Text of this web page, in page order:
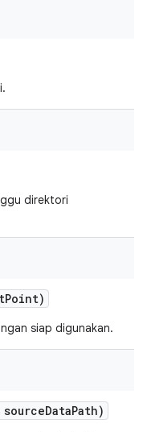
direktori
Point)
siap digunakan.
DataPath)